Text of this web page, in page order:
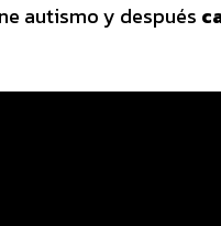
autismo y después